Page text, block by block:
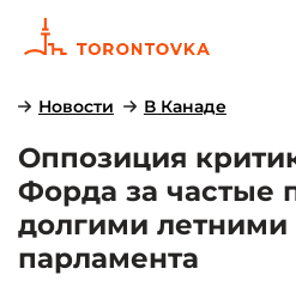
Новости В Канаде
Оппозиция
Форда за частые
долгими летними
парламента